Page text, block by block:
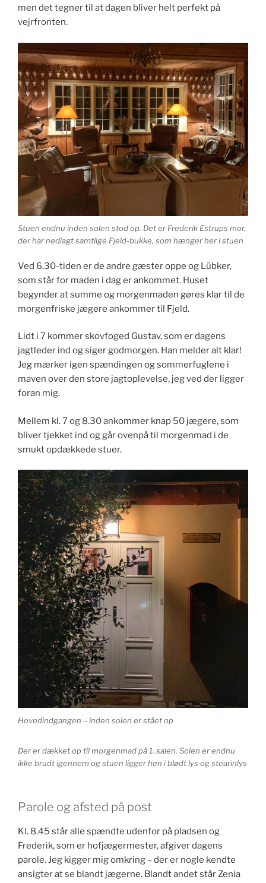
men det tegner til at dagen bliver helt perfekt på
vejrfronten.
Stuen endnu inden solen stod op. Det er Frederik Estrups mor,
der har nedlagt samtlige Fjeld-bukke, som hænger her i stuen
Ved 6.30-tiden er de andre gæster oppe og Lübker,
som står for maden i dag er ankommet. Huset
begynder at summe og morgenmaden gøres klar til de
morgenfriske jægere ankommer til Fjeld.
Lidt i 7 kommer skovfoged Gustav, som er dagens
jagtleder ind og siger godmorgen. Han melder alt klar!
Jeg mærker igen spændingen og sommerfuglene i
maven over den store jagtoplevelse, jeg ved der ligger
foran mig.
Mellem kl. 7 og 8.30 ankommer knap 50 jægere, som
bliver tjekket ind og går ovenpå til morgenmad i de
smukt opdækkede stuer.
Hovedindgangen – inden solen er stået op
Der er dækket op til morgenmad på 1. salen. Solen er endnu
ikke brudt igennem og stuen ligger hen i blødt lys og stearinlys
Parole og afsted på post
Kl. 8.45 står alle spændte udenfor på pladsen og
Frederik, som er hofjægermester, afgiver dagens
parole. Jeg kigger mig omkring – der er nogle kendte
ansigter at se blandt jægerne. Blandt andet står Zenia